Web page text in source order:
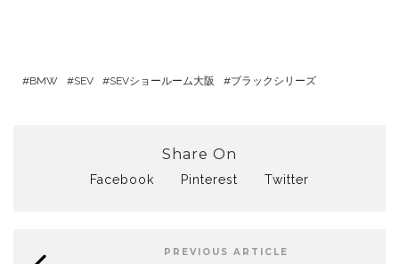
BMW SEV SEVショールーム大阪 ブラックシリーズ
Share On
Facebook Pinterest Twitter
PREVIOUS ARTICLE